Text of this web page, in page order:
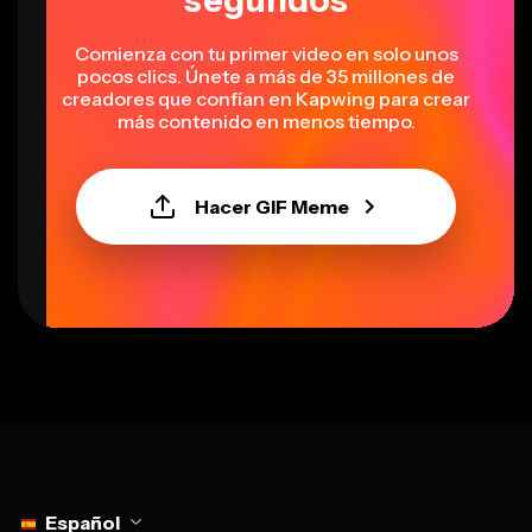
Comienza con tu primer video en solo unos
pocos clics. Únete a más de 35 millones de
creadores que confían en Kapwing para crear
más contenido en menos tiempo.
Hacer GIF Meme
Español